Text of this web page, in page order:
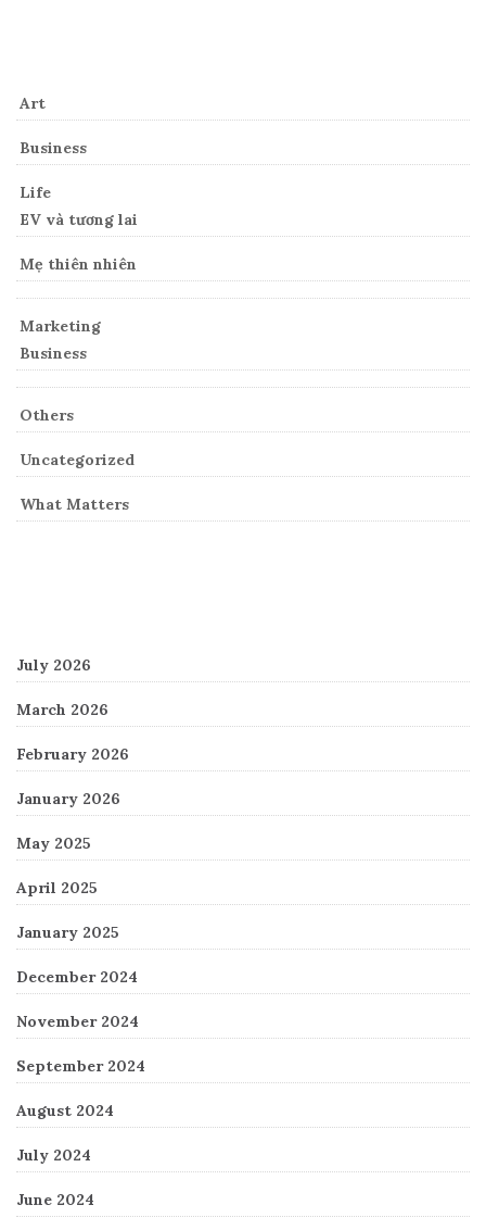
Art
Business
Life
EV và tương lai
Mẹ thiên nhiên
Marketing
Business
Others
Uncategorized
What Matters
July 2026
March 2026
February 2026
January 2026
May 2025
April 2025
January 2025
December 2024
November 2024
September 2024
August 2024
July 2024
June 2024